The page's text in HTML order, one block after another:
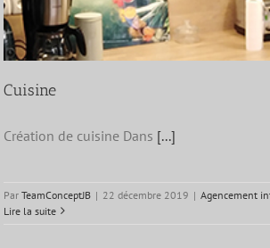
Cuisine
Création de cuisine Dans [...]
ParTeamConceptJB | 22 décembre 2019 | Agencement
Lire la suite